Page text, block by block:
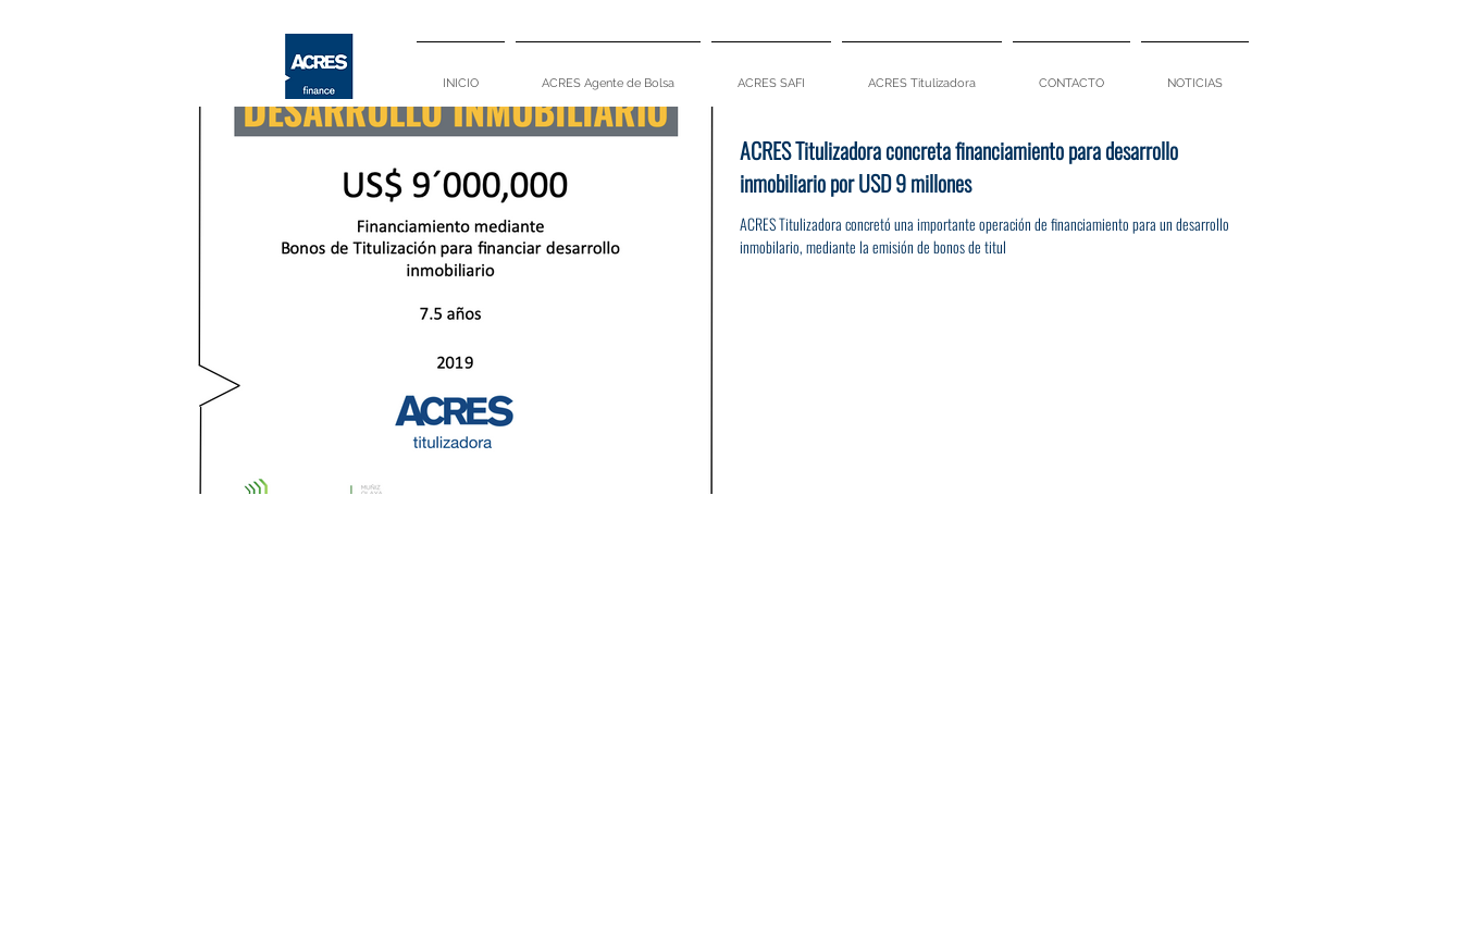
INICIO ACRES Agente de Bolsa ACRES SAFI ACRES Titulizadora CONTACTO NOTICIAS
ACRES Titulizadora concreta financiamiento para desarrollo
inmobiliario por USD 9 millones
ACRES Titulizadora concretó una importante operación de financiamiento para un desarrollo
inmobilario, mediante la emisión de bonos de titul